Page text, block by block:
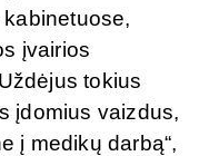
įvairios
tokius
įdomius vaizdus,
į medikų darbą“,